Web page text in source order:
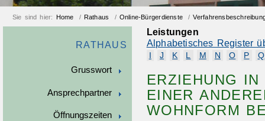
Sie sind hier: Home / Rathaus / Online-Bürgerdienste /
RATHAUS
Grusswort
Ansprechpartner
Öffnungszeiten
Leistungen
Alphabetisches Register
J K L M N O P Q
ERZIEHUNG
EINER
WOHNFORM